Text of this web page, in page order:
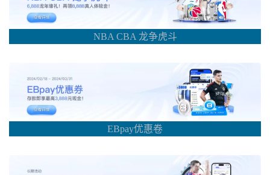
NBA CBA 龙争虎斗
EBpay优惠卷